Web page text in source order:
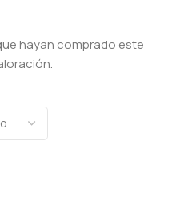
hayan comprado este